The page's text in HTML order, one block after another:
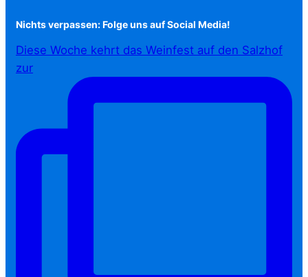
Nichts verpassen: Folge uns auf Social Media!
Diese Woche kehrt das Weinfest auf den Salzhof
zur